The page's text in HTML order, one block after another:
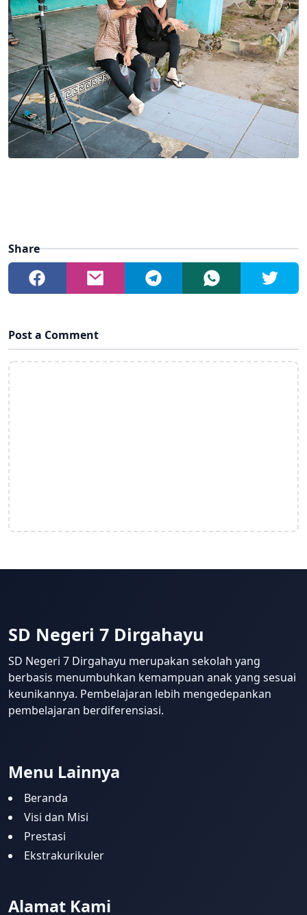
Share
Post a Comment
SD Negeri 7 Dirgahayu
SD Negeri 7 Dirgahayu merupakan sekolah yang
berbasis menumbuhkan kemampuan anak yang sesuai
keunikannya. Pembelajaran lebih mengedepankan
pembelajaran berdiferensiasi.
Menu Lainnya
Beranda
Visi dan Misi
Prestasi
Ekstrakurikuler
Alamat Kami